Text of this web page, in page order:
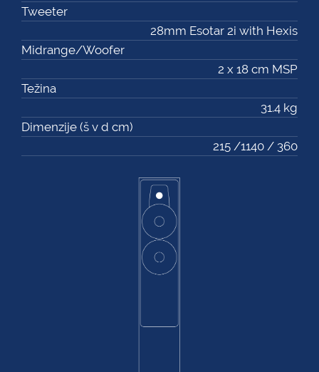
Tweeter
28mm Esotar 2i with Hexis
Midrange/Woofer
2 x 18 cm MSP
Težina
31.4 kg
Dimenzije (š v d cm)
215 /1140 / 360